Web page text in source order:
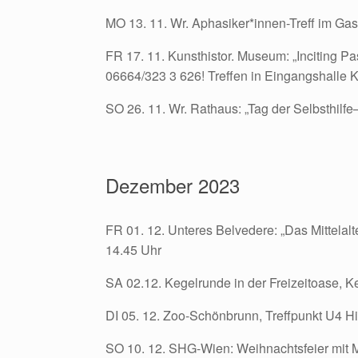
MO 13. 11. Wr. Aphasiker*innen-Treff im
FR 17. 11. Kunsthistor. Museum: „Inciting
06664/323 3 626! Treffen in Eingangshalle
SO 26. 11. Wr. Rathaus: „Tag der
Dezember 2023
FR 01. 12. Unteres Belvedere: „Das
14.45 Uhr
SA 02.12. Kegelrunde in der Freizeitoase,
DI 05. 12. Zoo-Schönbrunn, Treffpunkt U4
SO 10. 12. SHG-Wien: Weihnachtsfeier mit